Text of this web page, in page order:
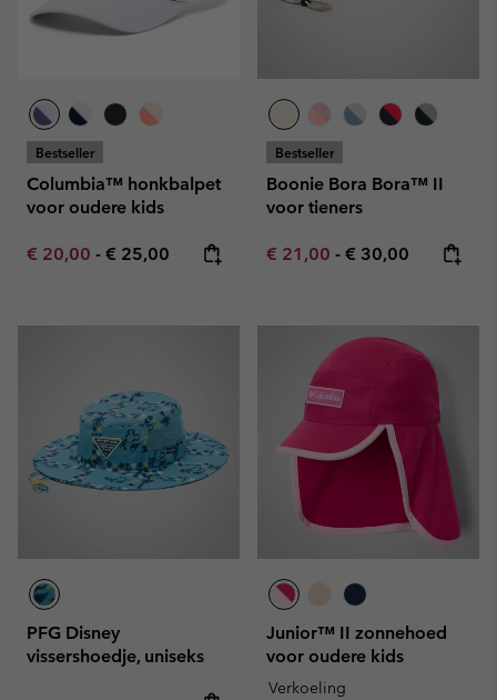
Bestseller
Columbia™ honkbalpet
voor oudere kids
Minimum sale price:
€ 20,00 - Maximum price:
€ 25,00
Bestseller
Boonie Bora Bora™ II
voor tieners
Minimum sale price:
€ 21,00 - Maximum price:
€ 30,00
PFG Disney
vissershoedje, uniseks
Junior™ II zonnehoed
voor oudere kids
Verkoeling